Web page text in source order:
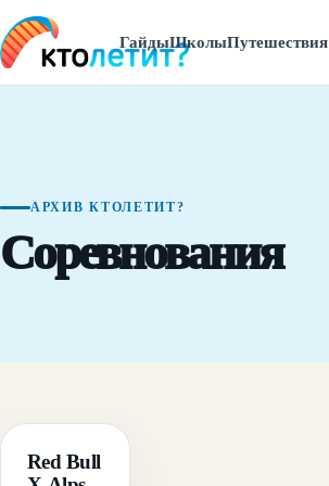
ГайдыШколыПутешествия
АРХИВ КТОЛЕТИТ?
Соревнования
ГАЙД
Red Bull